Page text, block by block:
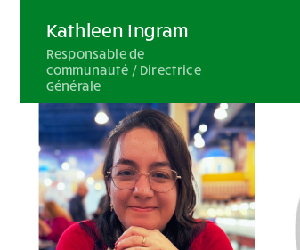
Kathleen Ingram
Responsable de
communauté / Directrice
Générale